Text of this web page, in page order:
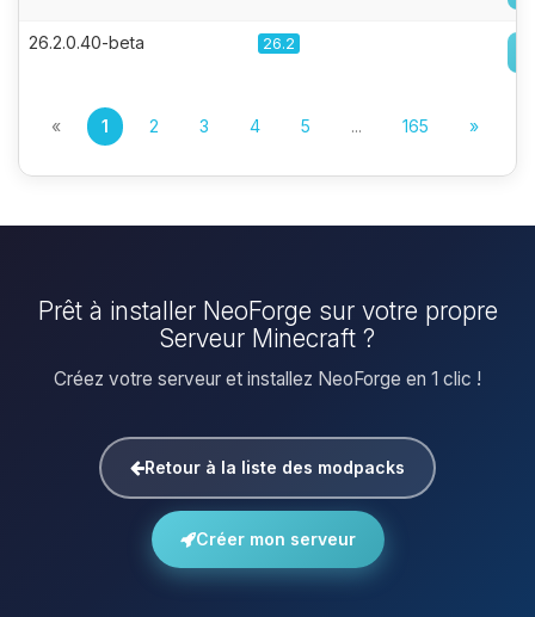
26.2.0.40-beta 26.2
« 1 2 3 4 5 ... 165 »
Prêt à installer NeoForge sur votre propre
Serveur Minecraft ?
Créez votre serveur et installez NeoForge en 1 clic !
Retour à la liste des modpacks
Créer mon serveur